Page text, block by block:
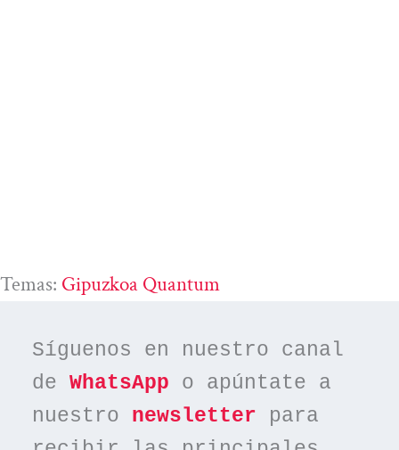
Temas: Gipuzkoa Quantum
Síguenos en nuestro canal
de WhatsApp o apúntate a
nuestro newsletter para